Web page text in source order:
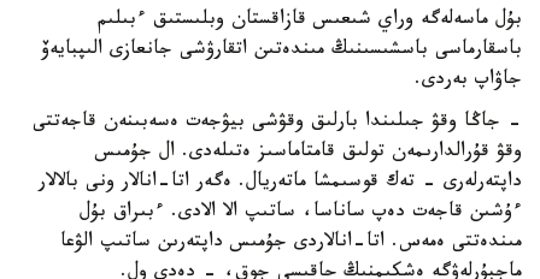
بۇل ماسەلەگە وراي شىعىس قازاقستان وبلىستىق ءبىلىم
باسقارماسى باسشىسىنىڭ مىندەتىن اتقارۋشى جانعازى الىپبايەۆ
جاۋاپ بەردى.
- جاڭا وقۋ جىلىندا بارلىق وقۋشى بيۋجەت ەسەبىنەن قاجەتتى
وقۋ قۇرالدارىمەن تولىق قامتاماسىز ەتىلەدى. ال جۇمىس
داپتەرلەرى - تەك قوسىمشا ماتەريال. ەگەر اتا-انالار ونى بالالار
ءۇشىن قاجەت دەپ ساناسا، ساتىپ الا الادى. ءبىراق بۇل
مىندەتتى ەمەس. اتا-انالاردى جۇمىس داپتەرىن ساتىپ الۋعا
ماجبۇرلەۋگە ەشكىمنىڭ حاقىسى جوق، - دەدى ول.